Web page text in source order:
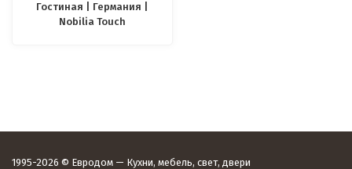
Гостиная | Германия |
Nobilia Touch
1995-2026 © Евродом — Кухни, мебель, свет, двери